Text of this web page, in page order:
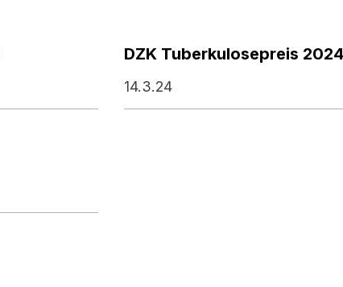
DZK Tuberkulosepreis 2024
14.3.24